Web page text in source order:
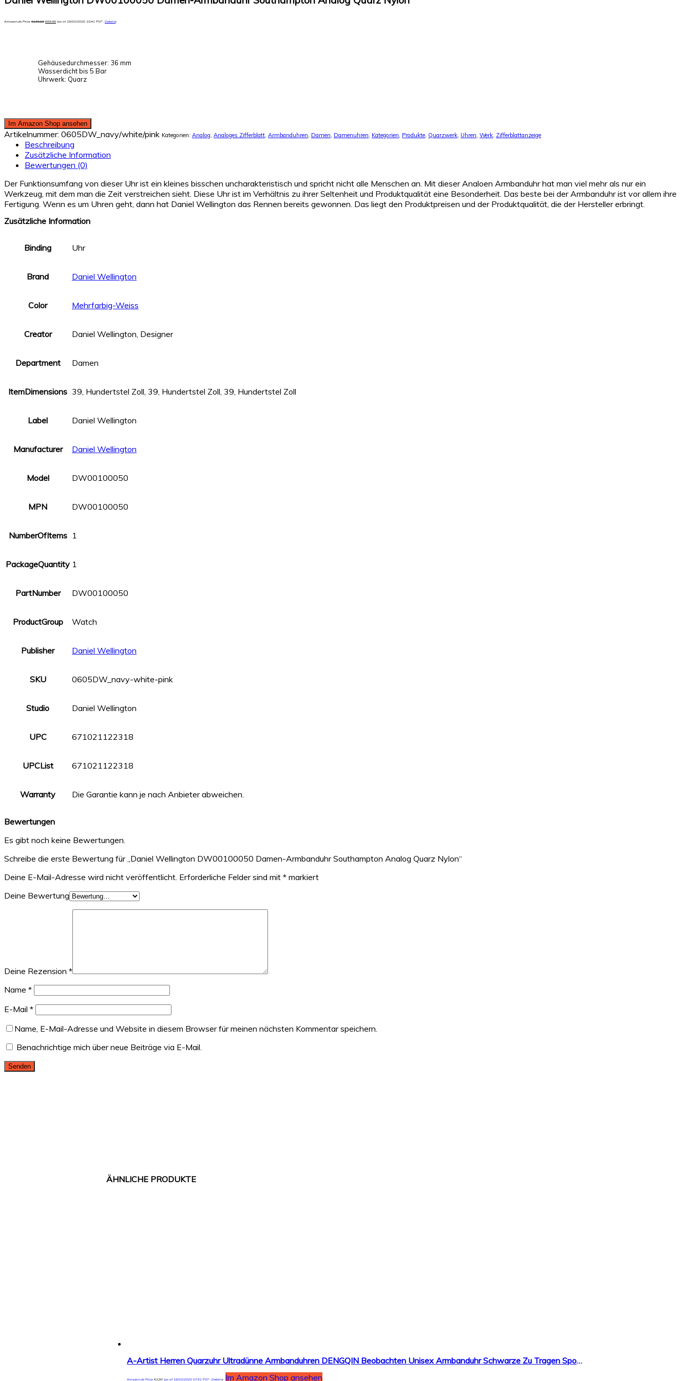
Amazon.de Price:€139,00 €69,48 (as of 18/03/2020 10:41 PST- Details)
Gehäusedurchmesser: 36 mm
Wasserdicht bis 5 Bar
Uhrwerk: Quarz
Im Amazon Shop ansehen
Artikelnummer: 0605DW_navy/white/pink Kategorien: Analog Analoges Zifferblatt Armbanduhren Damen Damenuhren Kategorien Produkte Quarzwerk Uhren Werk Zifferblattanzeige
Beschreibung
Zusätzliche Information
Bewertungen (0)
Der Funktionsumfang von dieser Uhr ist ein kleines bisschen uncharakteristisch und spricht nicht alle Menschen an. Mit dieser Analoen Armbanduhr hat man viel mehr als nur ein
Werkzeug, mit dem man die Zeit verstreichen sieht. Diese Uhr ist im Verhältnis zu ihrer Seltenheit und Produktqualität eine Besonderheit. Das beste bei der Armbanduhr ist vor allem ihre
Fertigung. Wenn es um Uhren geht, dann hat Daniel Wellington das Rennen bereits gewonnen. Das liegt den Produktpreisen und der Produktqualität, die der Hersteller erbringt.
Zusätzliche Information
Binding Uhr
Brand Daniel Wellington
Color Mehrfarbig-Weiss
Creator Daniel Wellington, Designer
Department Damen
ItemDimensions 39, Hundertstel Zoll, 39, Hundertstel Zoll, 39, Hundertstel Zoll
Label Daniel Wellington
Manufacturer Daniel Wellington
Model DW00100050
MPN DW00100050
NumberOfItems 1
PackageQuantity 1
PartNumber DW00100050
ProductGroup Watch
Publisher Daniel Wellington
SKU 0605DW_navy-white-pink
Studio Daniel Wellington
UPC 671021122318
UPCList 671021122318
Warranty Die Garantie kann je nach Anbieter abweichen.
Bewertungen
Es gibt noch keine Bewertungen.
Schreibe die erste Bewertung für „Daniel Wellington DW00100050 Damen-Armbanduhr Southampton Analog Quarz Nylon“
Deine E-Mail-Adresse wird nicht veröffentlicht. Erforderliche Felder sind mit * markiert
Deine Bewertung
Deine Rezension *
Name *
E-Mail *
Name, E-Mail-Adresse und Website in diesem Browser für meinen nächsten Kommentar speichern.
Benachrichtige mich über neue Beiträge via E-Mail.
A-Artist Herren Quarzuhr Ultradünne Armbanduhren DENGQIN Beobachten Unisex Armbanduhr Schwarze Zu Tragen Sportuhr Modisch Leicht Verwenden Für Damen Und Design Schwarz Band Gürtel Armband
Amazon.de Price:€2,90 (as of 18/03/2020 07:51 PST-Details) Im Amazon Shop ansehen